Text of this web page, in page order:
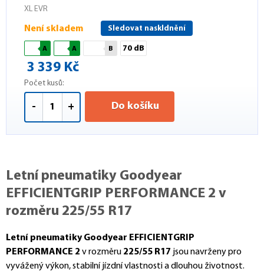
XL EVR
Není skladem Sledovat naskldnění
A A B 70 dB
3 339 Kč
Počet kusů:
- + Do košíku
Letní pneumatiky Goodyear
EFFICIENTGRIP PERFORMANCE 2 v
rozměru 225/55 R17
Letní pneumatiky Goodyear EFFICIENTGRIP
PERFORMANCE 2 v rozměru 225/55 R17 jsou navrženy pro
vyvážený výkon, stabilní jízdní vlastnosti a dlouhou životnost.